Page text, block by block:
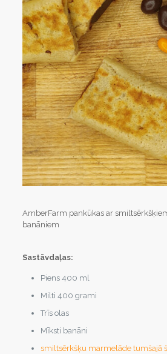
AmberFarm pankūkas ar
banāniem
Sastāvdaļas:
Piens 400 ml
Milti 400 grami
Trīs olas
Mīksti banāni
smiltsērkšķu marmelāde tumšajā